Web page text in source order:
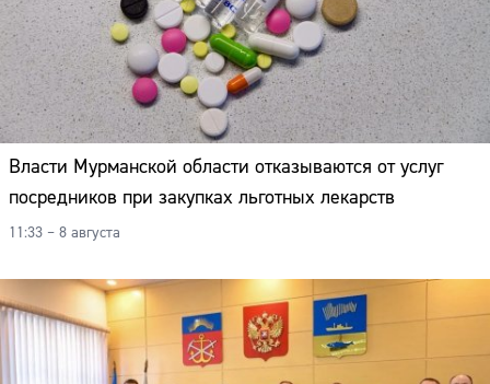
Власти Мурманской области отказываются от услуг
посредников при закупках льготных лекарств
11:33 – 8 августа